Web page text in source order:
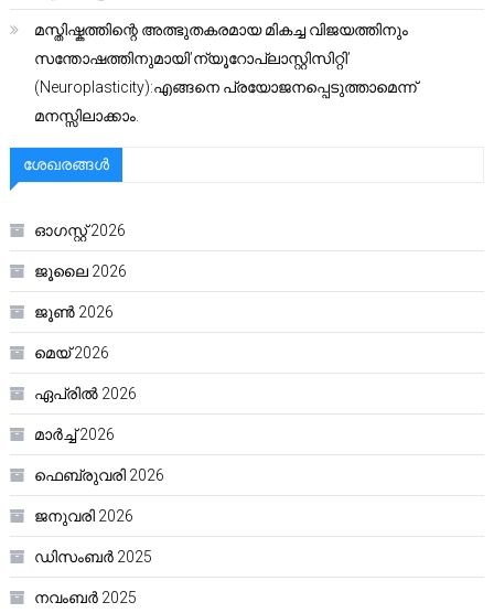
മസ്തിഷ്കത്തിന്റെ അത്ഭുതകരമായ മികച്ച വിജയത്തിനും
സന്തോഷത്തിനുമായി’ന്യൂറോപ്ലാസ്റ്റിസിറ്റി’
(Neuroplasticity):എങ്ങനെ പ്രയോജനപ്പെടുത്താമെന്ന്
മനസ്സിലാക്കാം.
ശേഖരങ്ങൾ
ഓഗസ്റ്റ്‌ 2026
ജൂലൈ 2026
ജൂൺ 2026
മെയ്‌ 2026
ഏപ്രിൽ 2026
മാർച്ച്‌ 2026
ഫെബ്രുവരി 2026
ജനുവരി 2026
ഡിസംബർ 2025
നവംബർ 2025